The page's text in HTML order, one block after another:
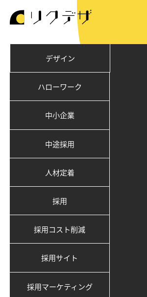
デザイン
ハローワーク
中小企業
中途採用
人材定着
採用
採用コスト削減
採用サイト
採用マーケティング